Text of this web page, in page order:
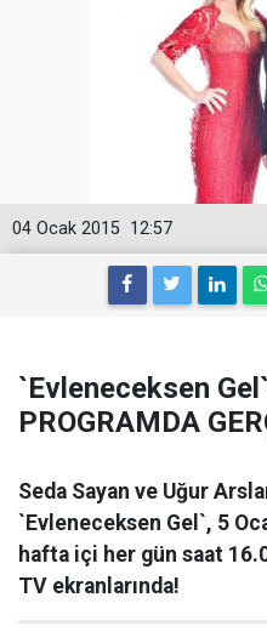
12:57
04 Ocak 2015
`Evleneceksen
PROGRAMDA
Seda Sayan ve Uğur
`Evleneceksen Gel`, 5
hafta içi her gün saat
TV ekranlarında!